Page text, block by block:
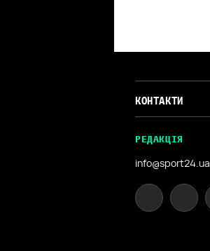
КОНТАКТИ
РЕДАКЦІЯ
info@sport24.ua